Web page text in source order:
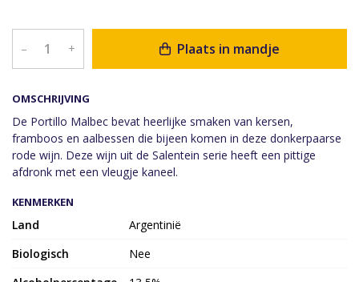
OMSCHRIJVING
De Portillo Malbec bevat heerlijke smaken van kersen,
framboos en aalbessen die bijeen komen in deze donkerpaarse
rode wijn. Deze wijn uit de Salentein serie heeft een pittige
afdronk met een vleugje kaneel.
– + Plaats in mandje
KENMERKEN
Land
Argentinië
Biologisch
Nee